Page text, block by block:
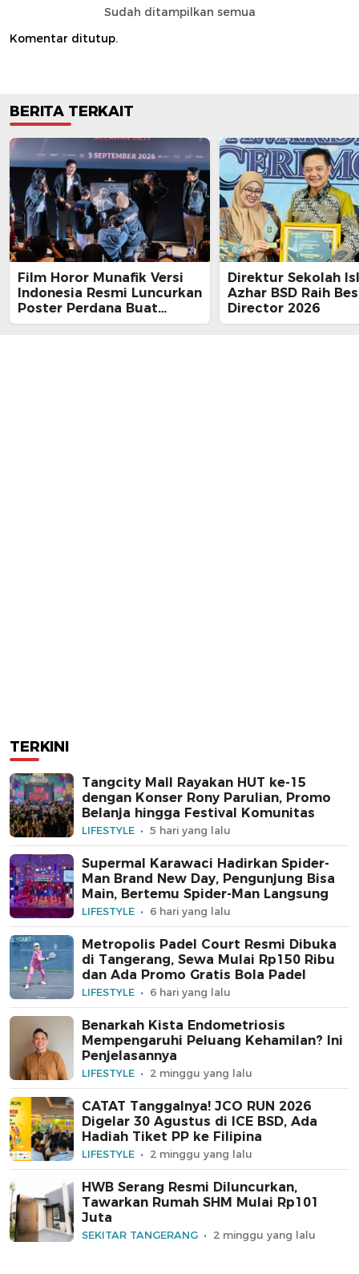
Sudah ditampilkan semua
Komentar ditutup.
BERITA TERKAIT
Film Horor Munafik Versi
Indonesia Resmi Luncurkan
Poster Perdana Buat
Kesan Spiritual Religi
Direktur Sekolah
Azhar BSD Raih
Director 2026
TERKINI
Tangcity Mall Rayakan HUT ke-15
dengan Konser Rony Parulian, Promo
Belanja hingga Festival Komunitas
LIFESTYLE 5 hari yang lalu
Supermal Karawaci Hadirkan Spider-
Man Brand New Day, Pengunjung Bisa
Main, Bertemu Spider-Man Langsung
LIFESTYLE 6 hari yang lalu
Metropolis Padel Court Resmi Dibuka
di Tangerang, Sewa Mulai Rp150 Ribu
dan Ada Promo Gratis Bola Padel
LIFESTYLE 6 hari yang lalu
Benarkah Kista Endometriosis
Mempengaruhi Peluang Kehamilan? Ini
Penjelasannya
LIFESTYLE 2 minggu yang lalu
CATAT Tanggalnya! JCO RUN 2026
Digelar 30 Agustus di ICE BSD, Ada
Hadiah Tiket PP ke Filipina
LIFESTYLE 2 minggu yang lalu
HWB Serang Resmi Diluncurkan,
Tawarkan Rumah SHM Mulai Rp101
Juta
SEKITAR TANGERANG 2 minggu yang lalu